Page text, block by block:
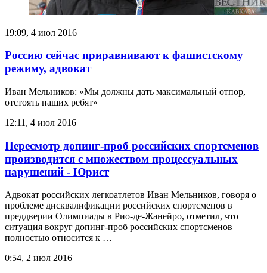
19:09, 4 июл 2016
Россию сейчас приравнивают к фашистскому
режиму, адвокат
Иван Мельников: «Мы должны дать максимальный отпор,
отстоять наших ребят»
12:11, 4 июл 2016
Пересмотр допинг-проб российских спортсменов
производится с множеством процессуальных
нарушений - Юрист
Адвокат российских легкоатлетов Иван Мельников, говоря о
проблеме дисквалификации российских спортсменов в
преддверии Олимпиады в Рио-де-Жанейро, отметил, что
ситуация вокруг допинг-проб российских спортсменов
полностью относится к …
0:54, 2 июл 2016